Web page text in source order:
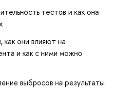
тестов и как она
они влияют на
и как с ними можно
выбросов на результаты